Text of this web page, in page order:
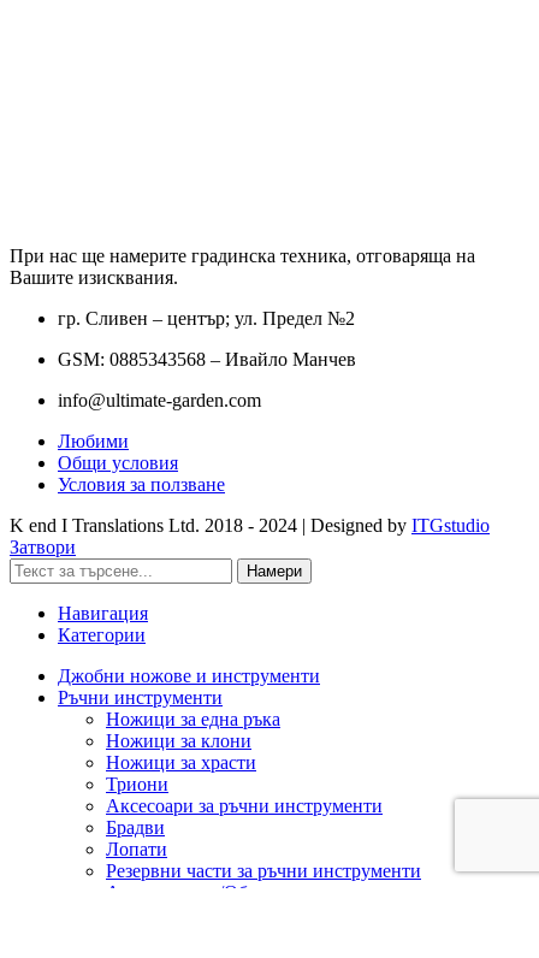
При нас ще намерите градинска техника, отговаряща на
Вашите изисквания.
гр. Сливен – център; ул. Предел №2
GSM: 0885343568 – Ивайло Манчев
info@ultimate-garden.com
Любими
Общи условия
Условия за ползване
K end I Translations Ltd. 2018 - 2024 | Designed by ITGstudio
Затвори
Намери
Навигация
Категории
Джобни ножове и инструменти
Ръчни инструменти
Ножици за една ръка
Ножици за клони
Ножици за храсти
Триони
Аксесоари за ръчни инструменти
Брадви
Лопати
Резервни части за ръчни инструменти
Ашладисване/Облагородяване